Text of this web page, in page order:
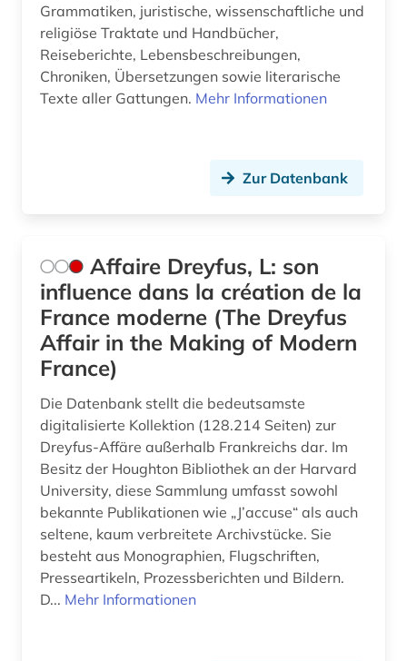
digitalisat (1)
digitalisierung (1)
discovery service (1)
dolmetschen (1)
drama (7)
dresden (2)
drittes reich (2)
druckgraphik (1)
druckwerk (7)
dänisch (3)
e-learning (1)
Grammatiken, juristische, wissenschaftliche und
religiöse Traktate und Handbücher,
Reiseberichte, Lebensbeschreibungen,
Chroniken, Übersetzungen sowie literarische
Texte aller Gattungen. Mehr Informationen
Zur Datenbank
Affaire Dreyfus, L: son
influence dans la création de la
France moderne (The Dreyfus
Affair in the Making of Modern
France)
Die Datenbank stellt die bedeutsamste
digitalisierte Kollektion (128.214 Seiten) zur
Dreyfus-Affäre außerhalb Frankreichs dar. Im
Besitz der Houghton Bibliothek an der Harvard
University, diese Sammlung umfasst sowohl
bekannte Publikationen wie „J’accuse“ als auch
seltene, kaum verbreitete Archivstücke. Sie
besteht aus Monographien, Flugschriften,
Presseartikeln, Prozessberichten und Bildern.
D... Mehr Informationen